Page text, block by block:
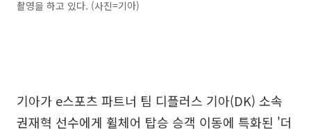
촬영을 하고 있다. (사진=기아)
기아가 e스포츠 파트너 팀 디플러스 기아(DK) 소속
권재혁 선수에게 휠체어 탑승 승객 이동에 특화된 '더